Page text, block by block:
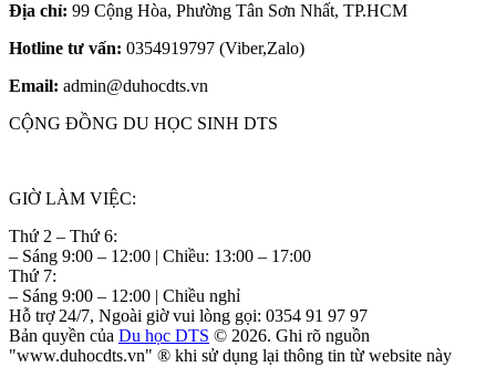
Địa chỉ: 99 Cộng Hòa, Phường Tân Sơn Nhất, TP.HCM
Hotline tư vấn: 0354919797 (Viber,Zalo)
Email: admin@duhocdts.vn
CỘNG ĐỒNG DU HỌC SINH DTS
GIỜ LÀM VIỆC:
Thứ 2 – Thứ 6:
– Sáng 9:00 – 12:00 | Chiều: 13:00 – 17:00
Thứ 7:
– Sáng 9:00 – 12:00 | Chiều nghỉ
Hỗ trợ 24/7, Ngoài giờ vui lòng gọi: 0354 91 97 97
Bản quyền của Du học DTS © 2026. Ghi rõ nguồn
"www.duhocdts.vn" ® khi sử dụng lại thông tin từ website này